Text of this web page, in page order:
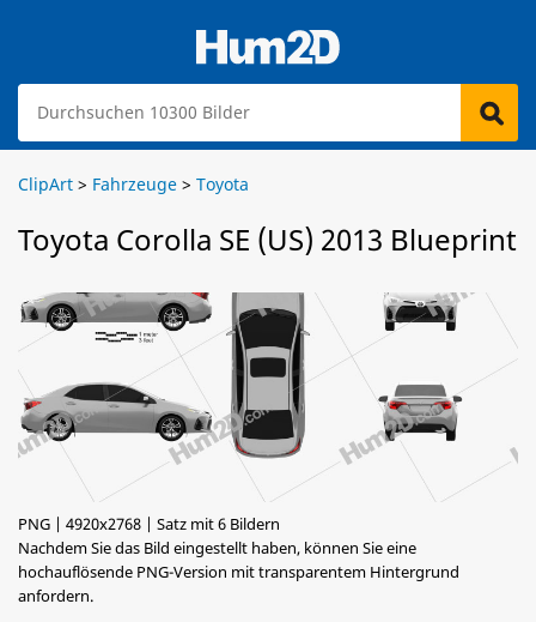
ClipArt > Fahrzeuge > Toyota
Toyota Corolla SE (US) 2013 Blueprint
PNG | 4920x2768 | Satz mit 6 Bildern
Nachdem Sie das Bild eingestellt haben, können Sie eine
hochauflösende PNG-Version mit transparentem Hintergrund
anfordern.